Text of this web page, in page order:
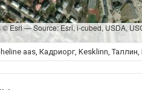
© Esri — Source: Esri, i-cubed, USDA,
aas, Кадриорг, Kesklinn,